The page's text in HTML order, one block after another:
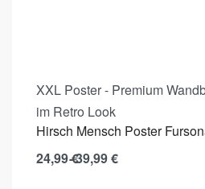
XXL Poster - Premium
im Retro Look
Hirsch Mensch Poster
24,99€39,99€